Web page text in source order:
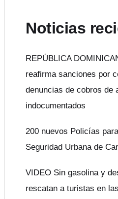
Noticias
REPÚBLICA
reafirma sanciones por
denuncias de cobros de
indocumentados
200 nuevos Policías
Seguridad Urbana de
VIDEO Sin gasolina y
rescatan a turistas en